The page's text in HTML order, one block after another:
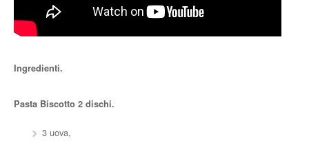
Ingredienti.
Pasta Biscotto 2 dischi.
3 uova,